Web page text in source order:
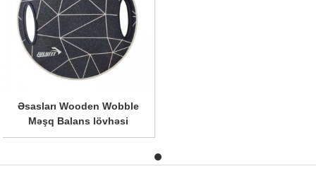
Əsasları Wooden Wobble
Məşq Balans lövhəsi